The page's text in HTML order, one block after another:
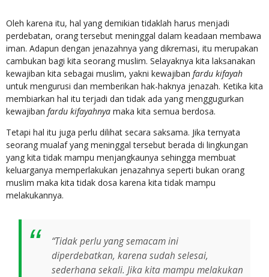
Oleh karena itu, hal yang demikian tidaklah harus menjadi
perdebatan, orang tersebut meninggal dalam keadaan membawa
iman. Adapun dengan jenazahnya yang dikremasi, itu merupakan
cambukan bagi kita seorang muslim. Selayaknya kita laksanakan
kewajiban kita sebagai muslim, yakni kewajiban fardu kifayah
untuk mengurusi dan memberikan hak-haknya jenazah. Ketika kita
membiarkan hal itu terjadi dan tidak ada yang menggugurkan
kewajiban fardu kifayahnya maka kita semua berdosa.
Tetapi hal itu juga perlu dilihat secara saksama. Jika ternyata
seorang mualaf yang meninggal tersebut berada di lingkungan
yang kita tidak mampu menjangkaunya sehingga membuat
keluarganya memperlakukan jenazahnya seperti bukan orang
muslim maka kita tidak dosa karena kita tidak mampu
melakukannya.
“Tidak perlu yang semacam ini
diperdebatkan, karena sudah selesai,
sederhana sekali. Jika kita mampu melakukan